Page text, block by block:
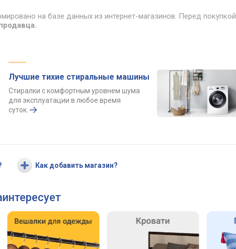
на базе данных из интернет-магазинов. Перед покупкой
Лучшие тихие стиральные машины
Стиралки с комфортным уровнем шума
для эксплуатации в любое время
суток.
Как добавить магазин?